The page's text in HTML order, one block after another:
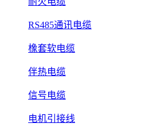
RS485通讯电缆
橡套软电缆
伴热电缆
信号电缆
电机引接线